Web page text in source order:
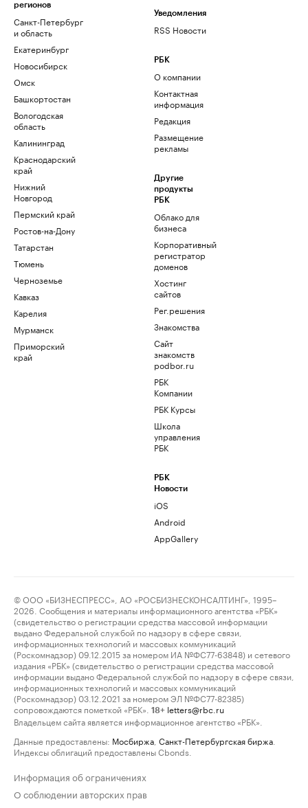
регионов
Санкт-Петербург
и область
Екатеринбург
Новосибирск
Омск
Башкортостан
Вологодская
область
Калининград
Краснодарский
край
Нижний
Новгород
Пермский край
Ростов-на-Дону
Татарстан
Тюмень
Черноземье
Кавказ
Карелия
Мурманск
Приморский
край
Уведомления
RSS Новости
РБК
О компании
Контактная
информация
Редакция
Размещение
рекламы
Другие
продукты
РБК
Облако для
бизнеса
Корпоративный
регистратор
доменов
Хостинг
сайтов
Рег.решения
Знакомства
Сайт
знакомств
podbor.ru
РБК
Компании
РБК Курсы
Школа
управления
РБК
РБК
Новости
iOS
Android
AppGallery
© ООО «БИЗНЕСПРЕСС», АО «РОСБИЗНЕСКОНСАЛТИНГ», 1995–
2026. Сообщения и материалы информационного агентства «РБК»
(свидетельство о регистрации средства массовой информации
выдано Федеральной службой по надзору в сфере связи,
информационных технологий и массовых коммуникаций
(Роскомнадзор) 09.12.2015 за номером ИА №ФС77-63848) и сетевого
издания «РБК» (свидетельство о регистрации средства массовой
информации выдано Федеральной службой по надзору в сфере связи,
информационных технологий и массовых коммуникаций
(Роскомнадзор) 03.12.2021 за номером ЭЛ №ФС77-82385)
сопровождаются пометкой «РБК».
18+ letters@rbc.ru
Владельцем сайта является информационное агентство «РБК».
Данные предоставлены: Мосбиржа Санкт-Петербургская биржа
Индексы облигаций предоставлены Cbonds.
Информация об ограничениях
О соблюдении авторских прав